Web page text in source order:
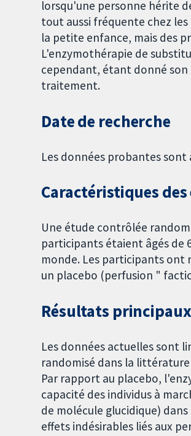
lorsqu'une personne hérite
tout aussi fréquente chez
la petite enfance, mais des
L'enzymothérapie de
cependant, étant donné son
traitement.
Date de recherche
Les données probantes sont
Caractéristiques
Une étude contrôlée
participants étaient âgés de
monde. Les participants ont
un placebo (perfusion "
Résultats principaux
Les données actuelles sont
randomisé dans la
Par rapport au placebo,
capacité des individus à
de molécule glucidique)
effets indésirables liés aux